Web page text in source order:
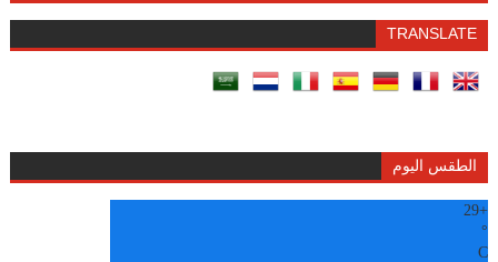
TRANSLATE
الطقس اليوم
+
29
°
C